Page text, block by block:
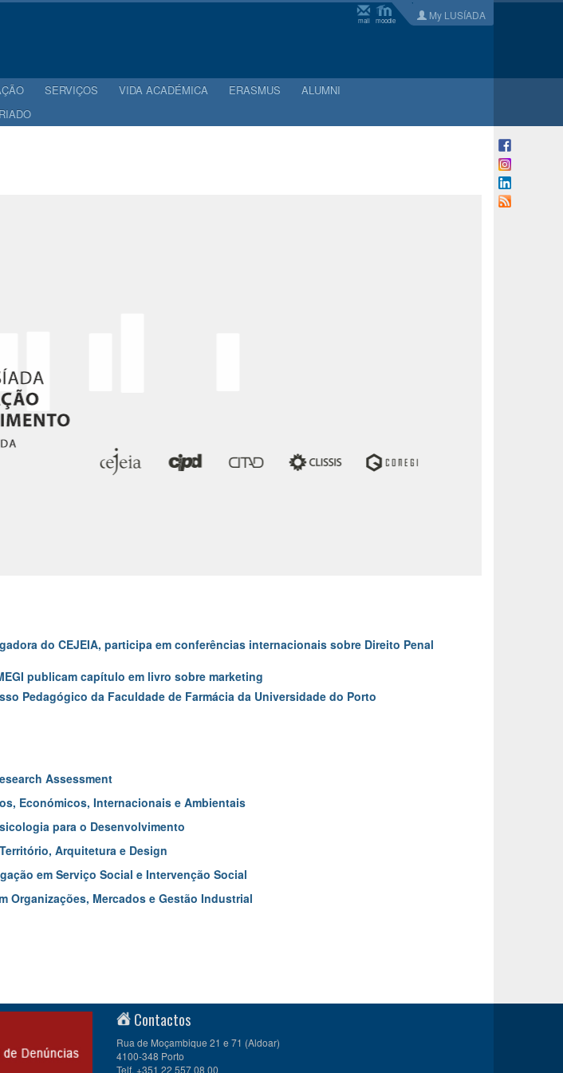
mail moodle My LUSÍADA
SERVIÇOS VIDA ACADÉMICA ERASMUS
ALUMNI
do CEJEIA, participa em conferências internacionais sobre Direito Penal
publicam capítulo em livro sobre marketing
Pedagógico da Faculdade de Farmácia da Universidade do Porto
Assessment
Económicos, Internacionais e Ambientais
para o Desenvolvimento
Arquitetura e Design
em Serviço Social e Intervenção Social
Organizações, Mercados e Gestão Industrial
Contactos
Rua de Moçambique 21 e 71 (Aldoar)
4100-348 Porto
Telf. +351 22 557 08 00